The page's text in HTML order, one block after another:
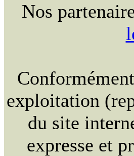
Nos
exploitation
du site
expresse et